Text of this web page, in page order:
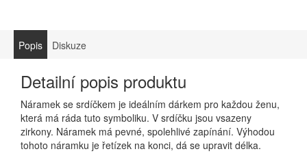
Popis Diskuze
Detailní popis produktu
Náramek se srdíčkem je ideálním dárkem pro každou ženu,
která má ráda tuto symboliku. V srdíčku jsou vsazeny
zirkony. Náramek má pevné, spolehlivé zapínání. Výhodou
tohoto náramku je řetízek na konci, dá se upravit délka.